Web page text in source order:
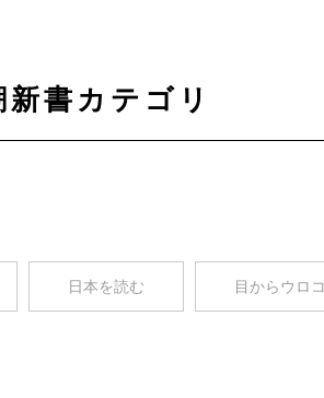
新書カテゴリ
日本を読む 目からウロコ